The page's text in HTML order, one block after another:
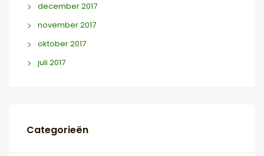
december 2017
november 2017
oktober 2017
juli 2017
Categorieën